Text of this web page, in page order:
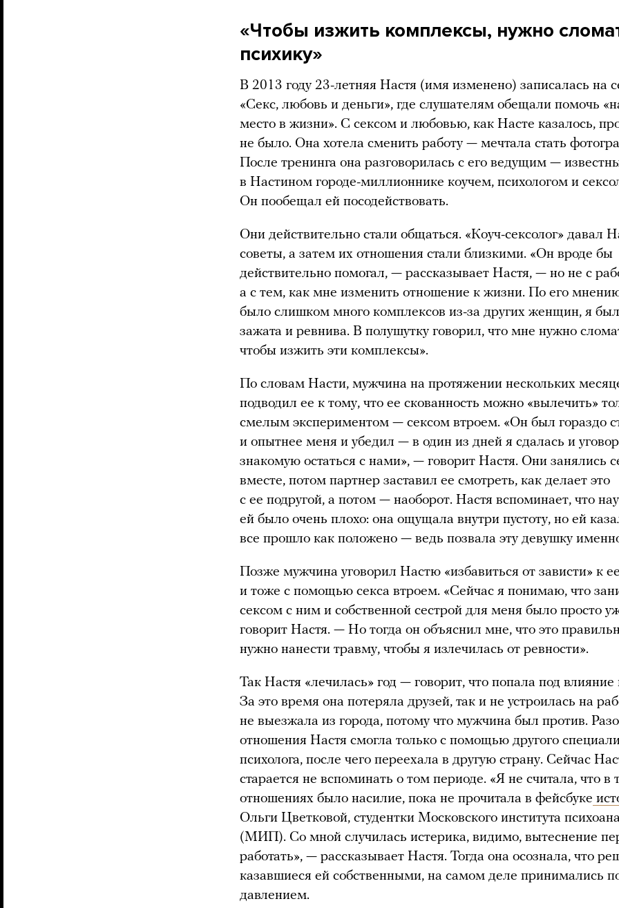
«Чтобы изжить комплексы, нужно
психику»
В 2013 году 23-летняя Настя (имя изменено) записалась на
«Секс, любовь и деньги», где слушателям обещали помочь
место в жизни». С сексом и любовью, как Насте казалось,
не было. Она хотела сменить работу — мечтала стать
После тренинга она разговорилась с его ведущим —
в Настином городе-миллионнике коучем, психологом и
Он пообещал ей посодействовать.
Они действительно стали общаться. «Коуч-сексолог» давал
советы, а затем их отношения стали близкими. «Он вроде бы
действительно помогал, — рассказывает Настя, — но не с
а с тем, как мне изменить отношение к жизни. По его
было слишком много комплексов из-за других женщин, я
зажата и ревнива. В полушутку говорил, что мне нужно
чтобы изжить эти комплексы».
По словам Насти, мужчина на протяжении нескольких
подводил ее к тому, что ее скованность можно «вылечить»
смелым экспериментом — сексом втроем. «Он был гораздо
и опытнее меня и убедил — в один из дней я сдалась и
знакомую остаться с нами», — говорит Настя. Они занялись
вместе, потом партнер заставил ее смотреть, как делает это
с ее подругой, а потом — наоборот. Настя вспоминает, что
ей было очень плохо: она ощущала внутри пустоту, но ей
все прошло как положено — ведь позвала эту девушку
Позже мужчина уговорил Настю «избавиться от зависти» к
и тоже с помощью секса втроем. «Сейчас я понимаю, что
сексом с ним и собственной сестрой для меня было просто
говорит Настя. — Но тогда он объяснил мне, что это
нужно нанести травму, чтобы я излечилась от ревности».
Так Настя «лечилась» год — говорит, что попала под влияние
За это время она потеряла друзей, так и не устроилась на
не выезжала из города, потому что мужчина был против.
отношения Настя смогла только с помощью другого
психолога, после чего переехала в другую страну. Сейчас
старается не вспоминать о том периоде. «Я не считала, что в
отношениях было насилие, пока не прочитала в фейсбуке
Ольги Цветковой, студентки Московского института
(МИП). Со мной случилась истерика, видимо, вытеснение
работать», — рассказывает Настя. Тогда она осознала, что
казавшиеся ей собственными, на самом деле принимались
давлением.